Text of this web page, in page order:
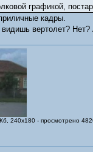
графикой,
кадры.
видишь вертолет?
240x180 - просмотрено